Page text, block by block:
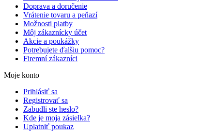
Doprava a doručenie
Vrátenie tovaru a peňazí
Možnosti platby
Môj zákaznícky účet
Akcie a poukážky
Potrebujete ďalšiu pomoc?
Firemní zákazníci
Moje konto
Prihlásiť sa
Registrovať sa
Zabudli ste heslo?
Kde je moja zásielka?
Uplatniť poukaz